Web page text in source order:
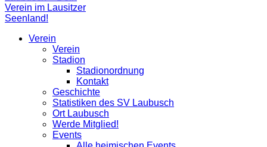
Verein
Verein
Stadion
Stadionordnung
Kontakt
Geschichte
Statistiken des SV Laubusch
Ort Laubusch
Werde Mitglied!
Events